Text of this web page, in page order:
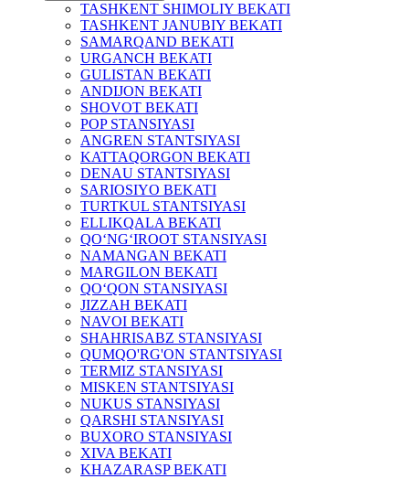
TASHKENT SHIMOLIY BEKATI
TASHKENT JANUBIY BEKATI
SAMARQAND BEKATI
URGANCH BEKATI
GULISTAN BEKATI
ANDIJON BEKATI
SHOVOT BEKATI
POP STANSIYASI
ANGREN STANTSIYASI
KATTAQORGON BEKATI
DENAU STANTSIYASI
SARIOSIYO BEKATI
TURTKUL STANTSIYASI
ELLIKQALA BEKATI
QO‘NG‘IROOT STANSIYASI
NAMANGAN BEKATI
MARGILON BEKATI
QO‘QON STANSIYASI
JIZZAH BEKATI
NAVOI BEKATI
SHAHRISABZ STANSIYASI
QUMQO'RG'ON STANTSIYASI
TERMIZ STANSIYASI
MISKEN STANTSIYASI
NUKUS STANSIYASI
QARSHI STANSIYASI
BUXORO STANSIYASI
XIVA BEKATI
KHAZARASP BEKATI